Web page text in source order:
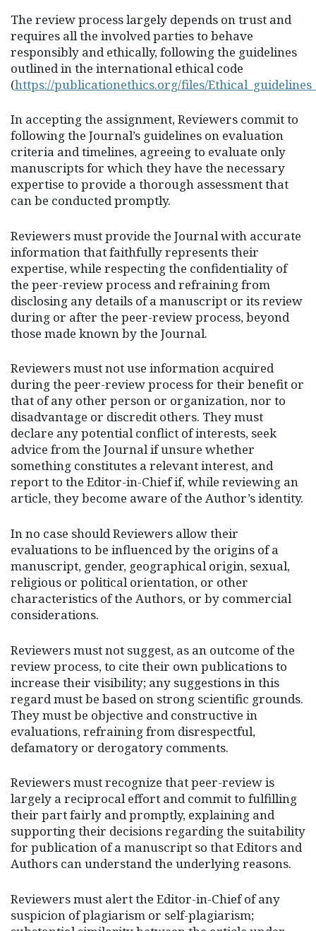
The review process largely depends on trust and
requires all the involved parties to behave
responsibly and ethically, following the guidelines
outlined in the international ethical code
(https://publicationethics.org/files/
In accepting the assignment, Reviewers commit to
following the Journal’s guidelines on evaluation
criteria and timelines, agreeing to evaluate only
manuscripts for which they have the necessary
expertise to provide a thorough assessment that
can be conducted promptly.
Reviewers must provide the Journal with accurate
information that faithfully represents their
expertise, while respecting the confidentiality of
the peer-review process and refraining from
disclosing any details of a manuscript or its review
during or after the peer-review process, beyond
those made known by the Journal.
Reviewers must not use information acquired
during the peer-review process for their benefit or
that of any other person or organization, nor to
disadvantage or discredit others. They must
declare any potential conflict of interests, seek
advice from the Journal if unsure whether
something constitutes a relevant interest, and
report to the Editor-in-Chief if, while reviewing an
article, they become aware of the Author’s identity.
In no case should Reviewers allow their
evaluations to be influenced by the origins of a
manuscript, gender, geographical origin, sexual,
religious or political orientation, or other
characteristics of the Authors, or by commercial
considerations.
Reviewers must not suggest, as an outcome of the
review process, to cite their own publications to
increase their visibility; any suggestions in this
regard must be based on strong scientific grounds.
They must be objective and constructive in
evaluations, refraining from disrespectful,
defamatory or derogatory comments.
Reviewers must recognize that peer-review is
largely a reciprocal effort and commit to fulfilling
their part fairly and promptly, explaining and
supporting their decisions regarding the suitability
for publication of a manuscript so that Editors and
Authors can understand the underlying reasons.
Reviewers must alert the Editor-in-Chief of any
suspicion of plagiarism or self-plagiarism;